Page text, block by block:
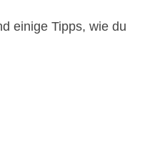
einige Tipps, wie du